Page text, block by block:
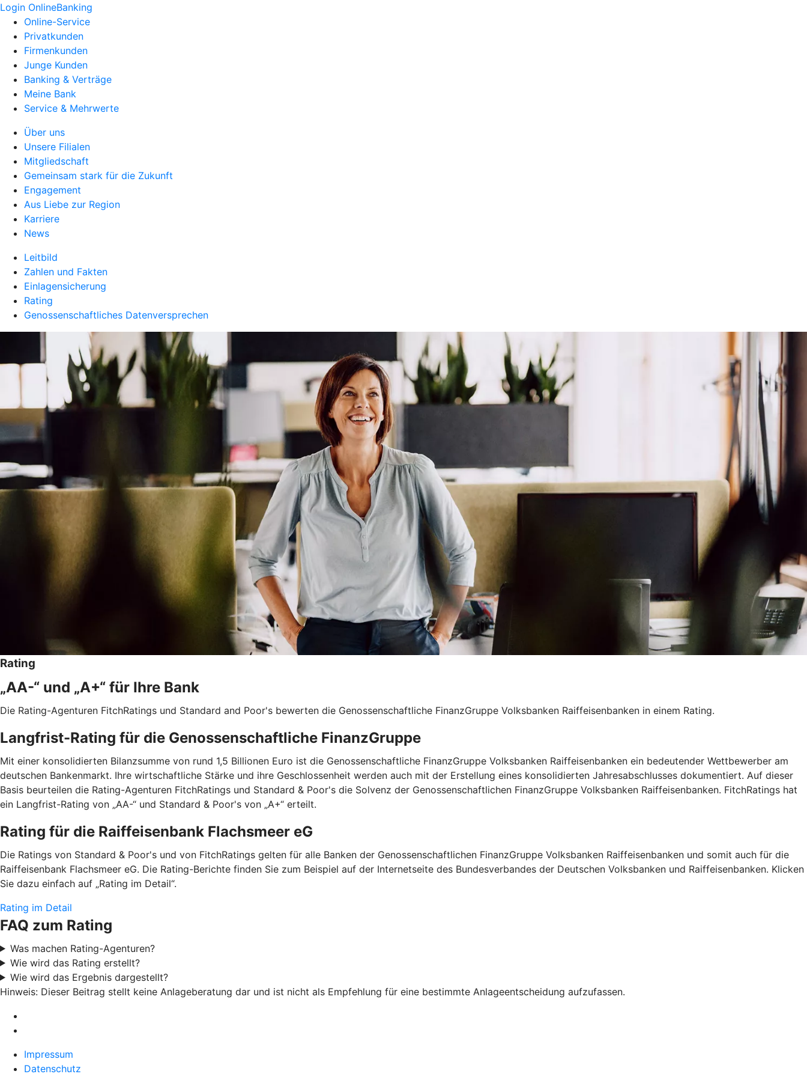
Login OnlineBanking
Online-Service
Privatkunden
Firmenkunden
Junge Kunden
Banking & Verträge
Meine Bank
Service & Mehrwerte
Über uns
Unsere Filialen
Mitgliedschaft
Gemeinsam stark für die Zukunft
Engagement
Aus Liebe zur Region
Karriere
News
Leitbild
Zahlen und Fakten
Einlagensicherung
Rating
Genossenschaftliches Datenversprechen
Rating
„AA-“ und „A+“ für Ihre Bank
Die Rating-Agenturen FitchRatings und Standard and Poor's bewerten die Genossenschaftliche FinanzGruppe Volksbanken Raiffeisenbanken in einem Rating.
Langfrist-Rating für die Genossenschaftliche FinanzGruppe
Mit einer konsolidierten Bilanzsumme von rund 1,5 Billionen Euro ist die Genossenschaftliche FinanzGruppe Volksbanken Raiffeisenbanken ein bedeutender Wettbewerber am
deutschen Bankenmarkt. Ihre wirtschaftliche Stärke und ihre Geschlossenheit werden auch mit der Erstellung eines konsolidierten Jahresabschlusses dokumentiert. Auf dieser
Basis beurteilen die Rating-Agenturen FitchRatings und Standard & Poor's die Solvenz der Genossenschaftlichen FinanzGruppe Volksbanken Raiffeisenbanken. FitchRatings hat
ein Langfrist-Rating von „AA-“ und Standard & Poor's von „A+“ erteilt.
Rating für die Raiffeisenbank Flachsmeer eG
Die Ratings von Standard & Poor's und von FitchRatings gelten für alle Banken der Genossenschaftlichen FinanzGruppe Volksbanken Raiffeisenbanken und somit auch für die
Raiffeisenbank Flachsmeer eG. Die Rating-Berichte finden Sie zum Beispiel auf der Internetseite des Bundesverbandes der Deutschen Volksbanken und Raiffeisenbanken. Klicken
Sie dazu einfach auf „Rating im Detail“.
Rating im Detail
FAQ zum Rating
Was machen Rating-Agenturen?
Wie wird das Rating erstellt?
Wie wird das Ergebnis dargestellt?
Hinweis: Dieser Beitrag stellt keine Anlageberatung dar und ist nicht als Empfehlung für eine bestimmte Anlageentscheidung aufzufassen.
Impressum
Datenschutz